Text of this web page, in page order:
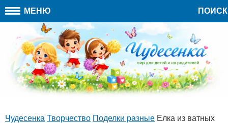
МЕНЮ ПОИСК
Чудесенка Творчество Поделки разные Елка из ватных